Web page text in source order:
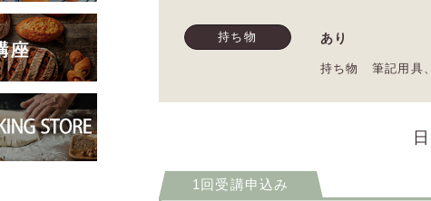
持ち物 あり
持ち物 筆記用具
1回受講申込み